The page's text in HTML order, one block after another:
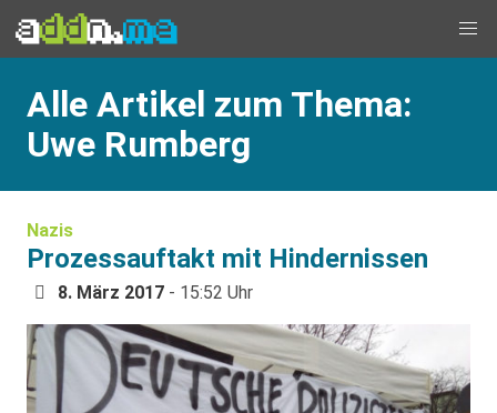
Alle Artikel zum Thema:
Uwe Rumberg
Nazis
Prozessauftakt mit Hindernissen
8. März 2017 - 15:52 Uhr